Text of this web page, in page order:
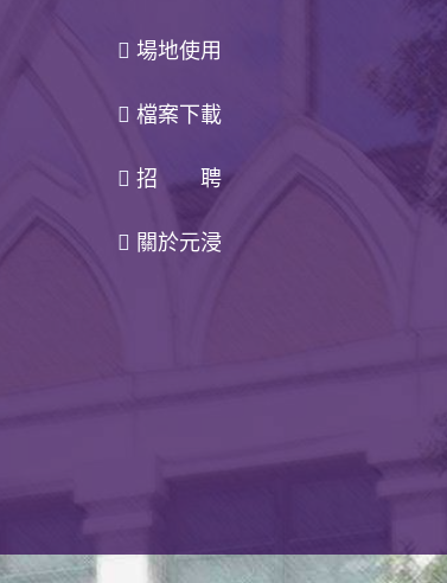
場地使用
檔案下載
招 聘
關於元浸